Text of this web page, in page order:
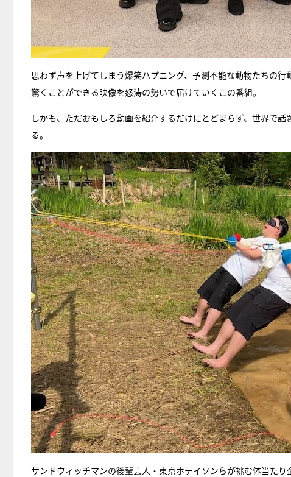
思わず声を上げてしまう爆笑ハプニング、予測不能な動物たちの
驚くことができる映像を怒涛の勢いで届けていくこの番組。
しかも、ただおもしろ動画を紹介するだけにとどまらず、世界で
る。
サンドウィッチマンの後輩芸人・東京ホテイソンらが挑む体当た